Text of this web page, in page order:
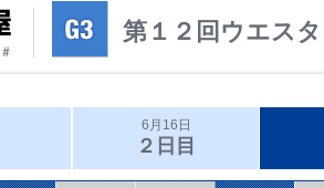
第１２回ウエス
6月16日
２日目